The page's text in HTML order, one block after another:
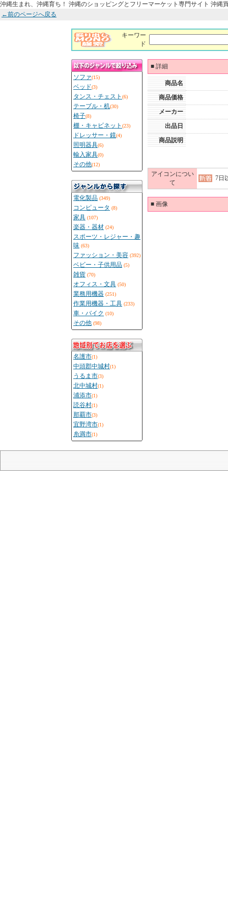
沖縄生まれ、沖縄育ち！ 沖縄のショッピングとフリーマーケット専門サイト 沖縄
←前のページへ戻る
キーワー
ド
ソファ(15)
ベッド(3)
タンス・チェスト (6)
テーブル・机(30)
椅子(8)
棚・キャビネット (23)
ドレッサー・鏡(4)
照明器具(6)
輸入家具(0)
その他(12)
電化製品 (349)
コンピュータ (8)
家具 (107)
楽器・器材 (24)
スポーツ・レジャー・趣
味 (63)
ファッション・美容 (392)
ベビー・子供用品 (5)
雑貨 (70)
オフィス・文具 (50)
業務用機器 (251)
作業用機器・工具 (233)
車・バイク (10)
その他 (98)
名護市(1)
中頭郡中城村(1)
うるま市(3)
北中城村(1)
浦添市(1)
読谷村(1)
那覇市(3)
宜野湾市(1)
糸満市(1)
■ 詳細
商品名
商品価格
メーカー
出品日
商品説明
アイコンについ
て
7日
■ 画像